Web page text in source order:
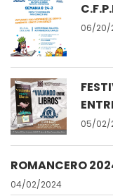
06/20/
05/02/
ROMANCERO
04/02/2024